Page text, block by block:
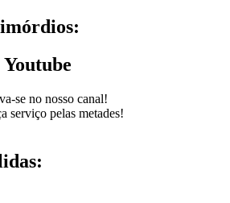
se no nosso canal!
serviço pelas metades!